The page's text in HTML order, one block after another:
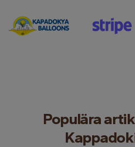
Populära